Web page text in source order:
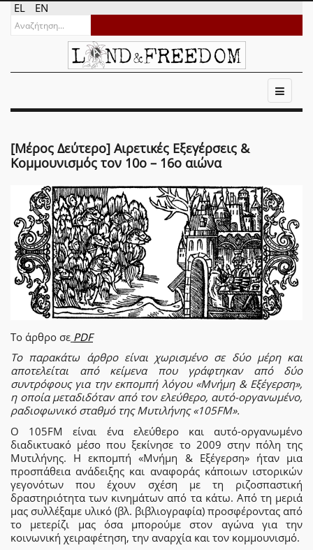
EL EN
[Μέρος Δεύτερο] Αιρετικές Εξεγέρσεις &
Κομμουνισμός τον 10ο – 16ο αιώνα
Το άρθρο σε PDF
Το παρακάτω άρθρο είναι χωρισμένο σε δύο μέρη και
αποτελείται από κείμενα που γράφτηκαν από δύο
συντρόφους για την εκπομπή λόγου «Μνήμη & Εξέγερση»,
η οποία μεταδιδόταν από τον ελεύθερο, αυτό-οργανωμένο,
ραδιοφωνικό σταθμό της Μυτιλήνης «105FM».
Ο 105FM είναι ένα ελεύθερο και αυτό-οργανωμένο
διαδικτυακό μέσο που ξεκίνησε το 2009 στην πόλη της
Μυτιλήνης. Η εκπομπή «Μνήμη & Εξέγερση» ήταν μια
προσπάθεια ανάδειξης και αναφοράς κάποιων ιστορικών
γεγονότων που έχουν σχέση με τη ριζοσπαστική
δραστηριότητα των κινημάτων από τα κάτω. Από τη μεριά
μας συλλέξαμε υλικό (βλ. βιβλιογραφία) προσφέροντας από
το μετερίζι μας όσα μπορούμε στον αγώνα για την
κοινωνική χειραφέτηση, την αναρχία και τον κομμουνισμό.